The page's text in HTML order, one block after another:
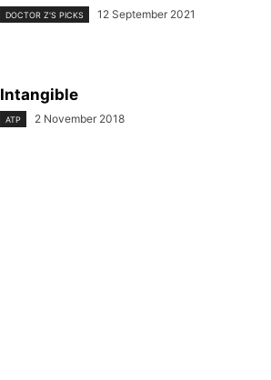
DOCTOR Z'S PICKS 12 September 2021
Intangible
ATP 2 November 2018